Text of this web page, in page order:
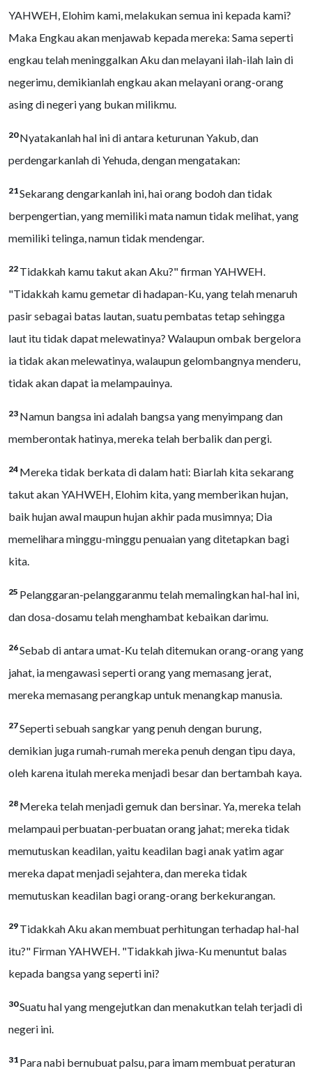
YAHWEH, Elohim kami, melakukan semua ini kepada kami?
Maka Engkau akan menjawab kepada mereka: Sama seperti
engkau telah meninggalkan Aku dan melayani ilah-ilah lain di
negerimu, demikianlah engkau akan melayani orang-orang
asing di negeri yang bukan milikmu.
20Nyatakanlah hal ini di antara keturunan Yakub, dan
perdengarkanlah di Yehuda, dengan mengatakan:
21Sekarang dengarkanlah ini, hai orang bodoh dan tidak
berpengertian, yang memiliki mata namun tidak melihat, yang
memiliki telinga, namun tidak mendengar.
22 Tidakkah kamu takut akan Aku?" firman YAHWEH.
"Tidakkah kamu gemetar di hadapan-Ku, yang telah menaruh
pasir sebagai batas lautan, suatu pembatas tetap sehingga
laut itu tidak dapat melewatinya? Walaupun ombak bergelora
ia tidak akan melewatinya, walaupun gelombangnya menderu,
tidak akan dapat ia melampauinya.
23 Namun bangsa ini adalah bangsa yang menyimpang dan
memberontak hatinya, mereka telah berbalik dan pergi.
24 Mereka tidak berkata di dalam hati: Biarlah kita sekarang
takut akan YAHWEH, Elohim kita, yang memberikan hujan,
baik hujan awal maupun hujan akhir pada musimnya; Dia
memelihara minggu-minggu penuaian yang ditetapkan bagi
kita.
25 Pelanggaran-pelanggaranmu telah memalingkan hal-hal ini,
dan dosa-dosamu telah menghambat kebaikan darimu.
26Sebab di antara umat-Ku telah ditemukan orang-orang yang
jahat, ia mengawasi seperti orang yang memasang jerat,
mereka memasang perangkap untuk menangkap manusia.
27Seperti sebuah sangkar yang penuh dengan burung,
demikian juga rumah-rumah mereka penuh dengan tipu daya,
oleh karena itulah mereka menjadi besar dan bertambah kaya.
28 Mereka telah menjadi gemuk dan bersinar. Ya, mereka telah
melampaui perbuatan-perbuatan orang jahat; mereka tidak
memutuskan keadilan, yaitu keadilan bagi anak yatim agar
mereka dapat menjadi sejahtera, dan mereka tidak
memutuskan keadilan bagi orang-orang berkekurangan.
29 Tidakkah Aku akan membuat perhitungan terhadap hal-hal
itu?" Firman YAHWEH. "Tidakkah jiwa-Ku menuntut balas
kepada bangsa yang seperti ini?
30Suatu hal yang mengejutkan dan menakutkan telah terjadi di
negeri ini.
31 Para nabi bernubuat palsu, para imam membuat peraturan